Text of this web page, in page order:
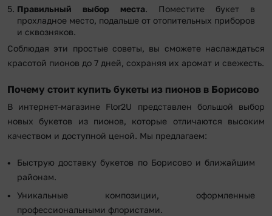
Правильный выбор места. Поместите букет в
прохладное место, подальше от отопительных приборов
и сквозняков.
Соблюдая эти простые советы, вы сможете наслаждаться
красотой пионов до 7 дней, сохраняя их аромат и свежесть.
Почему стоит купить букеты из пионов в Борисово
В интернет-магазине Flor2U представлен большой выбор
новых букетов из пионов, которые отличаются высоким
качеством и доступной ценой. Мы предлагаем:
Быструю доставку букетов по Борисово и ближайшим
районам.
Уникальные композиции, оформленные
профессиональными флористами.